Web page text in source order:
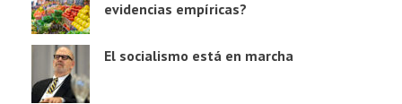
evidencias empíricas?
El socialismo está en marcha